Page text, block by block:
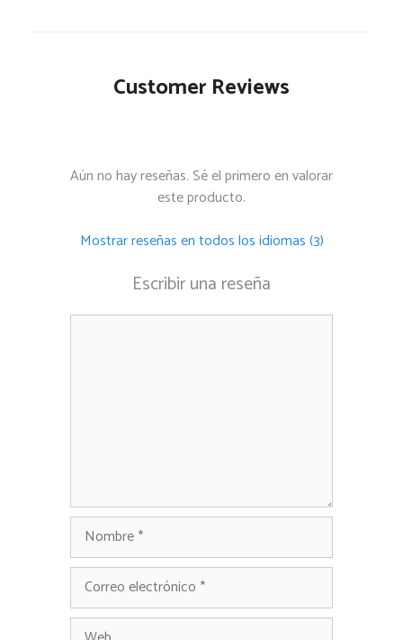
Customer Reviews
Aún no hay reseñas. Sé el primero en valorar
este producto.
Mostrar reseñas en todos los idiomas (3)
Escribir una reseña
Comentario
Nombre
Correo
Web